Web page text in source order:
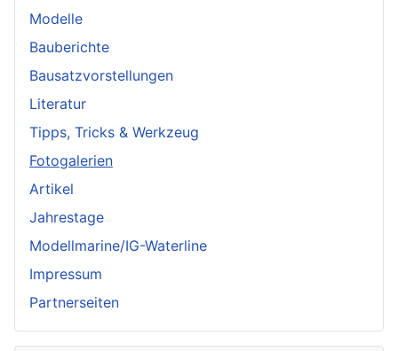
Modelle
Bauberichte
Bausatzvorstellungen
Literatur
Tipps, Tricks & Werkzeug
Fotogalerien
Artikel
Jahrestage
Modellmarine/IG-Waterline
Impressum
Partnerseiten